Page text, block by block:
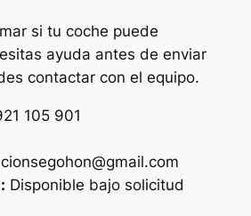
si tu coche puede
ayuda antes de enviar
contactar con el equipo.
105 901
Disponible bajo solicitud